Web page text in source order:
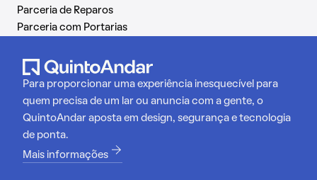
Parceria de Reparos
Parceria com Portarias
Para proporcionar uma experiência inesquecível para
quem precisa de um lar ou anuncia com a gente, o
QuintoAndar aposta em design, segurança e tecnologia
de ponta.
Mais informações